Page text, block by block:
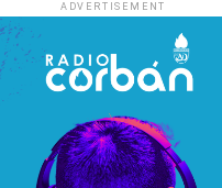
ADVERTISEMENT